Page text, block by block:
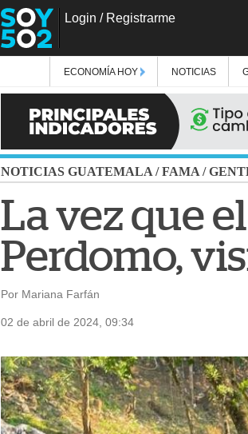
Login / Registrarme
ECONOMÍA HOY NOTICIAS
NOTICIAS GUATEMALA /FAMA /
La vez que
Perdomo,
Por Mariana Farfán
02 de abril de 2024, 09:34